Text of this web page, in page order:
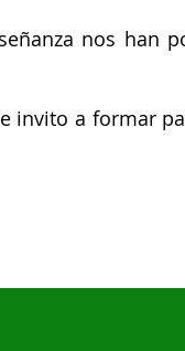
nos han
invito a formar